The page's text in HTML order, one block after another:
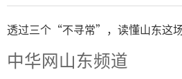
社区、兴业银
七一·颂党恩”
透过三个“不寻常”，读懂山东这
中华网山东频道